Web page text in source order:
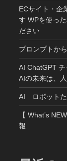
ECサイト・企
す WPを使っ
ださい
プロンプトか
AI ChatGPT
AIの未来は、
AI ロボットた
【 What’s
報